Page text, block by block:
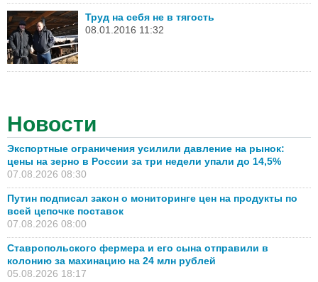
Труд на себя не в тягость
08.01.2016 11:32
Новости
Экспортные ограничения усилили давление на рынок:
цены на зерно в России за три недели упали до 14,5%
07.08.2026 08:30
Путин подписал закон о мониторинге цен на продукты по
всей цепочке поставок
07.08.2026 08:00
Ставропольского фермера и его сына отправили в
колонию за махинацию на 24 млн рублей
05.08.2026 18:17